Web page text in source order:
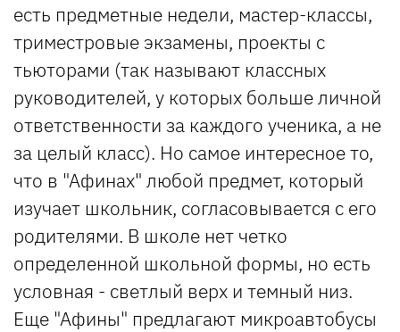
есть предметные недели, мастер-классы,
триместровые экзамены, проекты с
тьюторами (так называют классных
руководителей, у которых больше личной
ответственности за каждого ученика, а не
за целый класс). Но самое интересное то,
что в "Афинах" любой предмет, который
изучает школьник, согласовывается с его
родителями. В школе нет четко
определенной школьной формы, но есть
условная - светлый верх и темный низ.
Еще "Афины" предлагают микроавтобусы